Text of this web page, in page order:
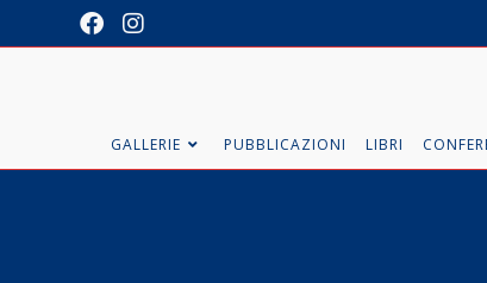
GALLERIE PUBBLICAZIONI LIBRI